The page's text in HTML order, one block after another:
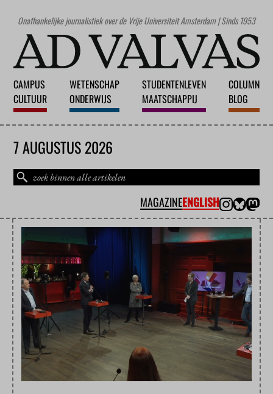
Onafhankelijke journalistiek over de Vrije Universiteit Amsterdam | Sinds 1953
CAMPUS
CULTUUR
WETENSCHAP
ONDERWIJS
STUDENTENLEVEN
MAATSCHAPPIJ
COLUMN
BLOG
7 AUGUSTUS 2026
MAGAZINEENGLISH